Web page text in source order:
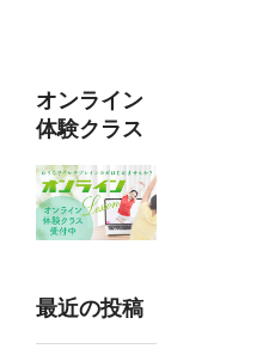
オンライン
体験クラス
最近の投稿